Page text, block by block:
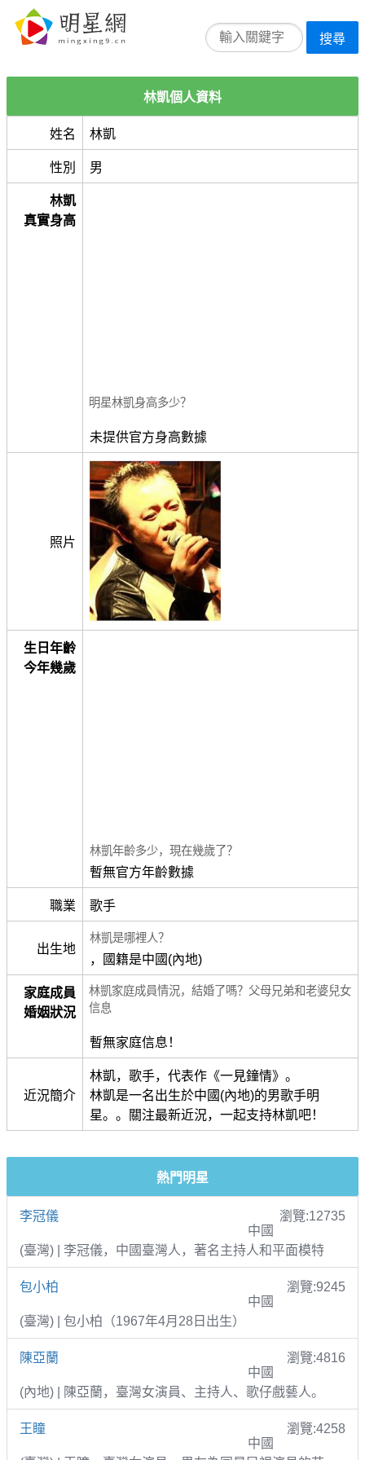
搜尋
林凱個人資料
姓名 林凱
性別 男
林凱
真實身高
明星林凱身高多少？
未提供官方身高數據
照片
生日年齡
今年幾歲
林凱年齡多少，現在幾歲了？
暫無官方年齡數據
職業 歌手
出生地
林凱是哪裡人？
，國籍是中國(內地)
家庭成員
婚姻狀況
林凱家庭成員情況，結婚了嗎？父母兄弟和老婆兒女
信息
暫無家庭信息！
近況簡介
林凱，歌手，代表作《一見鐘情》。
林凱是一名出生於中國(內地)的男歌手明
星。。關注最新近況，一起支持林凱吧！
熱門明星
李冠儀
瀏覽:12735
中國
(臺灣) | 李冠儀，中國臺灣人，著名主持人和平面模特
包小柏
瀏覽:9245
中國
(臺灣) | 包小柏（1967年4月28日出生）
陳亞蘭
瀏覽:4816
中國
(內地) | 陳亞蘭，臺灣女演員、主持人、歌仔戲藝人。
王瞳
瀏覽:4258
中國